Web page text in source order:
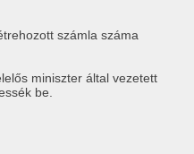
számla száma
miniszter által vezetett
be.